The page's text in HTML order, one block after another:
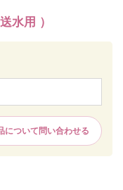
水用 ）
について問い合わせる